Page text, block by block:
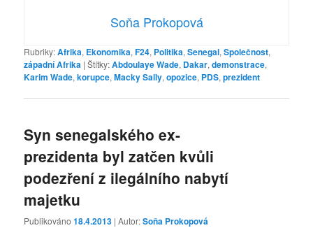
Soňa Prokopová
Rubriky:Afrika, Ekonomika,F24, Politika,Senegal,Společnost,
západní Afrika |Štítky:Abdoulaye Wade, Dakar,demonstrace,
Karim Wade,korupce,Macky Sally,opozice, PDS,prezident
Syn senegalského ex-
prezidenta byl zatčen kvůli
podezření z ilegálního nabytí
majetku
Publikováno18.4.2013 | Autor:Soňa Prokopová